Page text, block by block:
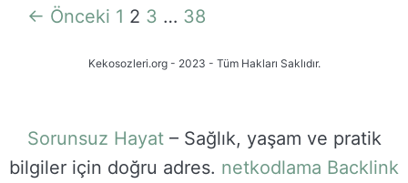
← Önceki Sayfa
1 Sayfa
2 Sayfa
3 … Sayfa
38
Kekosozleri.org - 2023 - Tüm Hakları Saklıdır.
Sorunsuz Hayat– Sağlık, yaşam ve pratik
bilgiler için doğru adres. netkodlama Backlink